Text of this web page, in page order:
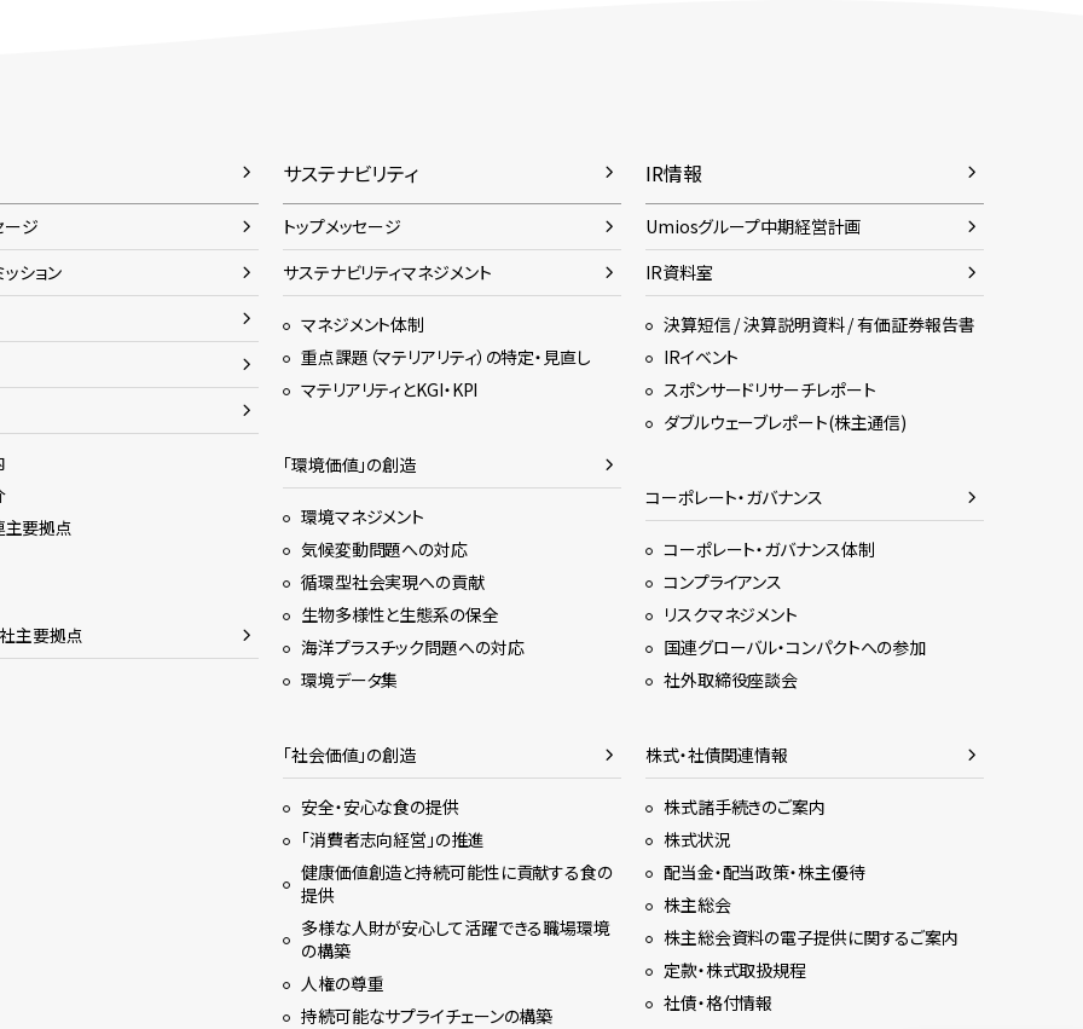
ージ
ッション
要拠点
主要拠点
サステナビリティ
トップメッセージ
サステナビリティマネジメント
マネジメント体制
重点課題（マテリアリティ）の特定・見直し
マテリアリティとKGI・KPI
「環境価値」の創造
環境マネジメント
気候変動問題への対応
循環型社会実現への貢献
生物多様性と生態系の保全
海洋プラスチック問題への対応
環境データ集
「社会価値」の創造
安全・安心な食の提供
「消費者志向経営」の推進
健康価値創造と持続可能性に貢献する食の
提供
多様な人財が安心して活躍できる職場環境
の構築
人権の尊重
持続可能なサプライチェーンの構築
IR情報
Umiosグループ中期経営計画
IR資料室
決算短信 / 決算説明資料 / 有価証券報告書
IRイベント
スポンサードリサーチレポート
ダブルウェーブレポート(株主通信)
コーポレート・ガバナンス
コーポレート・ガバナンス体制
コンプライアンス
リスクマネジメント
国連グローバル・コンパクトへの参加
社外取締役座談会
株式・社債関連情報
株式諸手続きのご案内
株式状況
配当金・配当政策・株主優待
株主総会
株主総会資料の電子提供に関するご案内
定款・株式取扱規程
社債・格付情報